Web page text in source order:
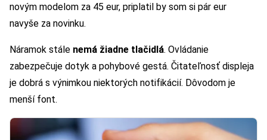
novým modelom za 45 eur, priplatil by som si pár eur
navyše za novinku.
Náramok stále nemá žiadne tlačidlá. Ovládanie
zabezpečuje dotyk a pohybové gestá. Čitateľnosť displeja
je dobrá s výnimkou niektorých notifikácií. Dôvodom je
menší font.